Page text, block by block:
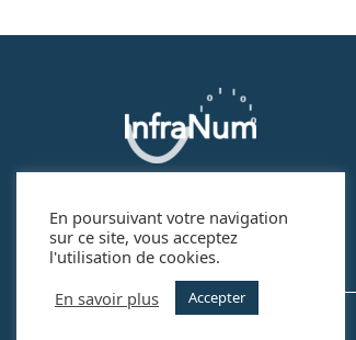
o
n
d
e
l
En poursuivant votre navigation
sur ce site, vous acceptez
l'utilisation de cookies.
En savoir plus
Accepter